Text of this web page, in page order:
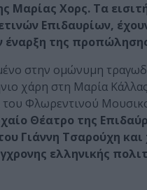
Μαρίας Χορς. Τα
Επιδαυρίων,
έναρξη της
στην ομώνυμη
χάρη στη Μαρία
του Φλωρεντινού
Θέατρο της
Γιάννη Τσαρούχη
ελληνικής